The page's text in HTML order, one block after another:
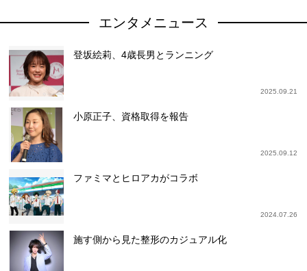
エンタメニュース
登坂絵莉、4歳長男とランニング
2025.09.21
小原正子、資格取得を報告
2025.09.12
ファミマとヒロアカがコラボ
2024.07.26
施す側から見た整形のカジュアル化